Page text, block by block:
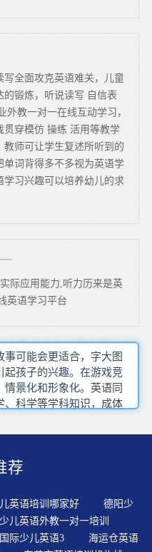
全面攻克英语难关，儿童
锻炼，听说读写 自信表
教一对一在线互动学习，
贯穿模仿 操练 活用等教学
师可让学生复述所听到的
词背得多不多视为英语学
习兴趣可以培养幼儿的求
际应用能力,听力历来是英
英语学习平台
事可能会更适合，字大图
起孩子的兴趣。在游戏竞
景化和形象化。英语同
、科学等学科知识，成体
重要的语言能力训练，不
的兴致会特别高涨，并
并留下了很深的印象。让
方法，而是在错误部分
围从日常英语扩展到学科
数量关系学习运算，通过
荐
英语培训哪家好
德阳少
儿英语外教一对一培训
际少儿英语3
海运仓英语